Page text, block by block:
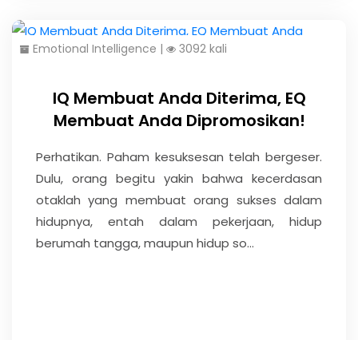
Emotional Intelligence | 3092 kali
IQ Membuat Anda Diterima, EQ
Membuat Anda Dipromosikan!
Perhatikan. Paham kesuksesan telah bergeser.
Dulu, orang begitu yakin bahwa kecerdasan
otaklah yang membuat orang sukses dalam
hidupnya, entah dalam pekerjaan, hidup
berumah tangga, maupun hidup so...